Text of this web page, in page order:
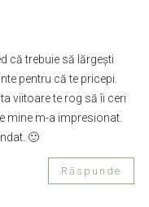
că trebuie să lărgești
pentru că te pricepi.
viitoare te rog să îi ceri
mine m-a impresionat.
🙂
Răspunde